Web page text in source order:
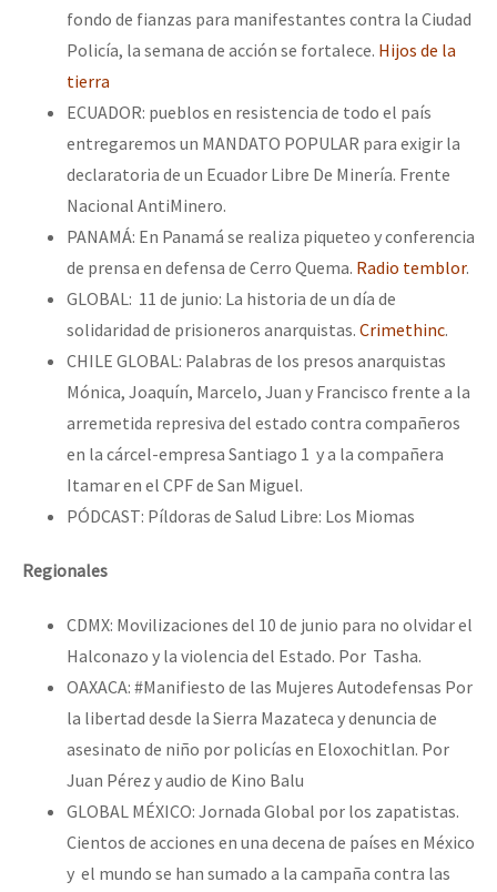
fondo de fianzas para manifestantes contra la Ciudad
Policía, la semana de acción se fortalece. Hijos de la
tierra
ECUADOR: pueblos en resistencia de todo el país
entregaremos un MANDATO POPULAR para exigir la
declaratoria de un Ecuador Libre De Minería. Frente
Nacional AntiMinero.
PANAMÁ: En Panamá se realiza piqueteo y conferencia
de prensa en defensa de Cerro Quema. Radio temblor.
GLOBAL: 11 de junio: La historia de un día de
solidaridad de prisioneros anarquistas. Crimethinc.
CHILE GLOBAL: Palabras de los presos anarquistas
Mónica, Joaquín, Marcelo, Juan y Francisco frente a la
arremetida represiva del estado contra compañeros
en la cárcel-empresa Santiago 1 y a la compañera
Itamar en el CPF de San Miguel.
PÓDCAST: Píldoras de Salud Libre: Los Miomas
Regionales
CDMX: Movilizaciones del 10 de junio para no olvidar el
Halconazo y la violencia del Estado. Por Tasha.
OAXACA: #Manifiesto de las Mujeres Autodefensas Por
la libertad desde la Sierra Mazateca y denuncia de
asesinato de niño por policías en Eloxochitlan. Por
Juan Pérez y audio de Kino Balu
GLOBAL MÉXICO: Jornada Global por los zapatistas.
Cientos de acciones en una decena de países en México
y el mundo se han sumado a la campaña contra las